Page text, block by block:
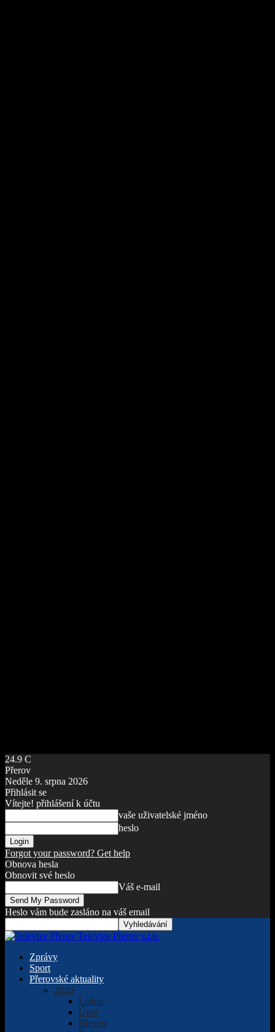
24.9 C
Přerov
Neděle 9. srpna 2026
Přihlásit se
Vítejte! přihlášení k účtu
vaše uživatelské jméno
heslo
Forgot your password? Get help
Obnova hesla
Obnovit své heslo
Váš e-mail
Heslo vám bude zasláno na váš email
Televize Přerov s.r.o.
Zprávy
Sport
Přerovské aktuality
2026
Leden
Únor
Březen